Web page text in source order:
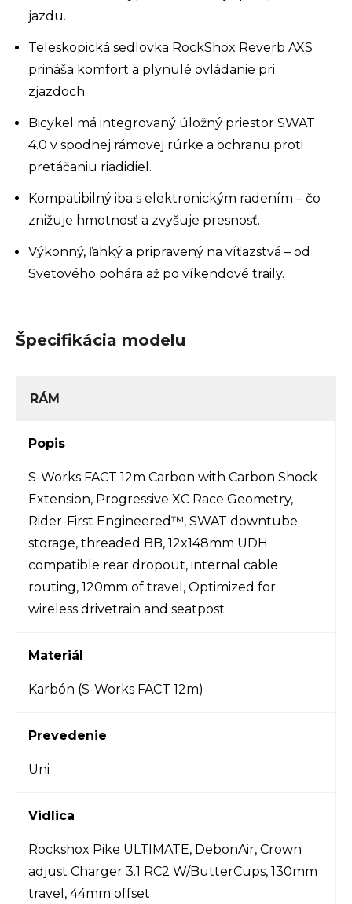
jazdu.
Teleskopická sedlovka RockShox Reverb AXS
prináša komfort a plynulé ovládanie pri
zjazdoch.
Bicykel má integrovaný úložný priestor SWAT
4.0 v spodnej rámovej rúrke a ochranu proti
pretáčaniu riadidiel.
Kompatibilný iba s elektronickým radením – čo
znižuje hmotnosť a zvyšuje presnosť.
Výkonný, ľahký a pripravený na víťazstvá – od
Svetového pohára až po víkendové traily.
Špecifikácia modelu
RÁM
Popis
S-Works FACT 12m Carbon with Carbon Shock
Extension, Progressive XC Race Geometry,
Rider-First Engineered™, SWAT downtube
storage, threaded BB, 12x148mm UDH
compatible rear dropout, internal cable
routing, 120mm of travel, Optimized for
wireless drivetrain and seatpost
Materiál
Karbón (S-Works FACT 12m)
Prevedenie
Uni
Vidlica
Rockshox Pike ULTIMATE, DebonAir, Crown
adjust Charger 3.1 RC2 W/ButterCups, 130mm
travel, 44mm offset